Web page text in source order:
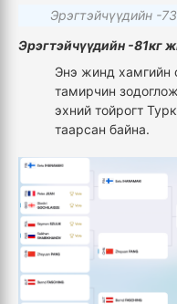
Эрэгтэйчүүдийн -
Эрэгтэйчүүдийн -81кг
Энэ жинд хамгийн
тамирчин
эхний тойрогт
таарсан байна.